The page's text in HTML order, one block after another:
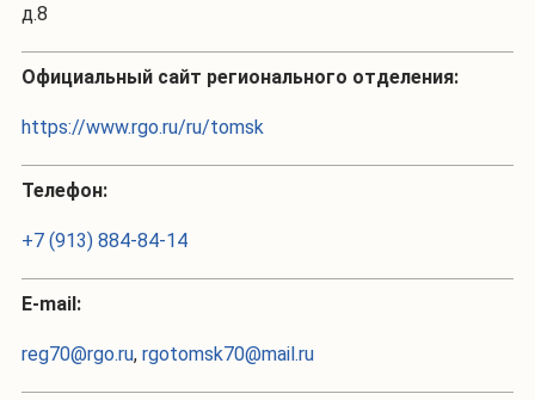
д.8
Официальный сайт регионального отделения:
https://www.rgo.ru/ru/tomsk
Телефон:
+7 (913) 884-84-14
Е-mail:
reg70@rgo.ru, rgotomsk70@mail.ru